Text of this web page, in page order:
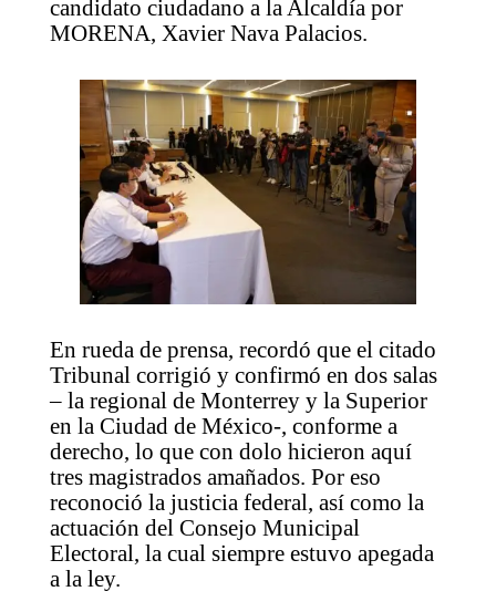
candidato ciudadano a la Alcaldía por
MORENA, Xavier Nava Palacios.
En rueda de prensa, recordó que el citado
Tribunal corrigió y confirmó en dos salas
– la regional de Monterrey y la Superior
en la Ciudad de México-, conforme a
derecho, lo que con dolo hicieron aquí
tres magistrados amañados. Por eso
reconoció la justicia federal, así como la
actuación del Consejo Municipal
Electoral, la cual siempre estuvo apegada
a la ley.